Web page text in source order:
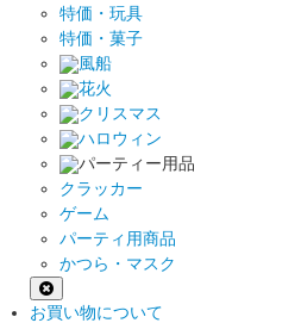
特価・玩具
特価・菓子
風船
花火
クリスマス
ハロウィン
パーティー用品
クラッカー
ゲーム
パーティ用商品
かつら・マスク
お買い物について